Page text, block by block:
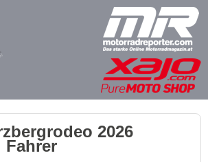
2026
Fahrer